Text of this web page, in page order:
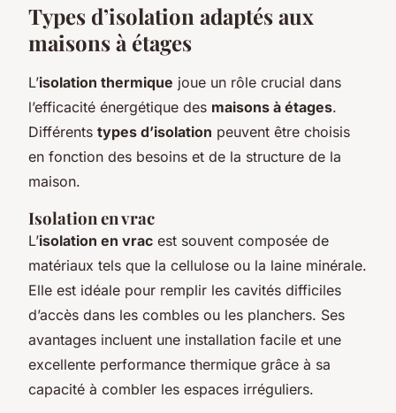
Types d’isolation adaptés aux
maisons à étages
L’isolation thermique joue un rôle crucial dans
l’efficacité énergétique des maisons à étages.
Différents types d’isolation peuvent être choisis
en fonction des besoins et de la structure de la
maison.
Isolation en vrac
L’isolation en vrac est souvent composée de
matériaux tels que la cellulose ou la laine minérale.
Elle est idéale pour remplir les cavités difficiles
d’accès dans les combles ou les planchers. Ses
avantages incluent une installation facile et une
excellente performance thermique grâce à sa
capacité à combler les espaces irréguliers.